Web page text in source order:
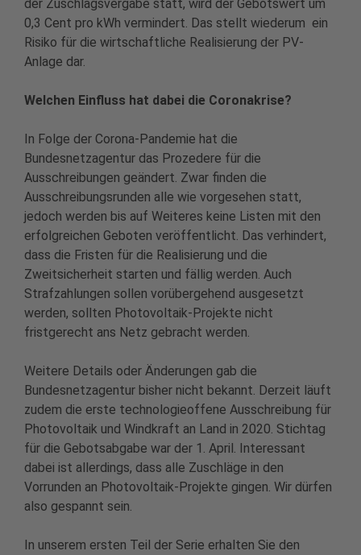
der Zuschlagsvergabe statt, wird der Gebotswert um
0,3 Cent pro kWh vermindert. Das stellt wiederum ein
Risiko für die wirtschaftliche Realisierung der PV-
Anlage dar.
Welchen Einfluss hat dabei die Coronakrise?
In Folge der Corona-Pandemie hat die
Bundesnetzagentur das Prozedere für die
Ausschreibungen geändert. Zwar finden die
Ausschreibungsrunden alle wie vorgesehen statt,
jedoch werden bis auf Weiteres keine Listen mit den
erfolgreichen Geboten veröffentlicht. Das verhindert,
dass die Fristen für die Realisierung und die
Zweitsicherheit starten und fällig werden. Auch
Strafzahlungen sollen vorübergehend ausgesetzt
werden, sollten Photovoltaik-Projekte nicht
fristgerecht ans Netz gebracht werden.
Weitere Details oder Änderungen gab die
Bundesnetzagentur bisher nicht bekannt. Derzeit läuft
zudem die erste technologieoffene Ausschreibung für
Photovoltaik und Windkraft an Land in 2020. Stichtag
für die Gebotsabgabe war der 1. April. Interessant
dabei ist allerdings, dass alle Zuschläge in den
Vorrunden an Photovoltaik-Projekte gingen. Wir dürfen
also gespannt sein.
In unserem ersten Teil der Serie erhalten Sie den